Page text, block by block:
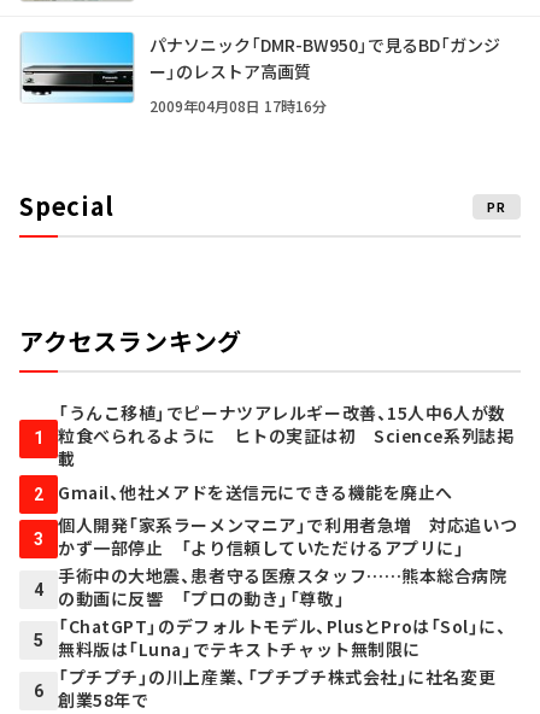
パナソニック「DMR-BW950」で見るBD「ガンジ
ー」のレストア高画質
2009年04月08日 17時16分
Special PR
アクセスランキング
1
「うんこ移植」でピーナツアレルギー改善、15人中6人が数
粒食べられるように ヒトの実証は初 Science系列誌掲
載
2 Gmail、他社メアドを送信元にできる機能を廃止へ
3
個人開発「家系ラーメンマニア」で利用者急増 対応追いつ
かず一部停止 「より信頼していただけるアプリに」
4
手術中の大地震、患者守る医療スタッフ……熊本総合病院
の動画に反響 「プロの動き」「尊敬」
5
「ChatGPT」のデフォルトモデル、PlusとProは「Sol」に、
無料版は「Luna」でテキストチャット無制限に
6
「プチプチ」の川上産業、「プチプチ株式会社」に社名変更
創業58年で